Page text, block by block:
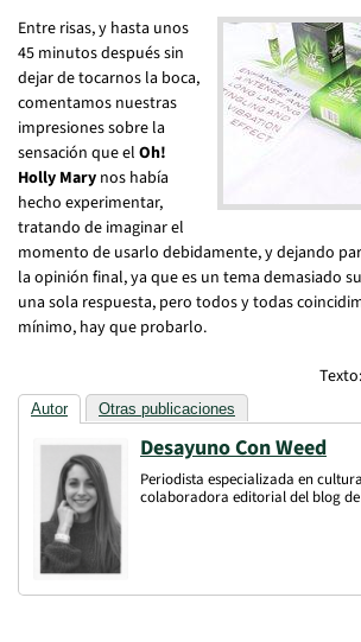
Entre risas, y hasta unos
45 minutos después sin
dejar de tocarnos la boca,
comentamos nuestras
impresiones sobre la
sensación que el Oh!
Holly Mary nos había
hecho experimentar,
tratando de imaginar el
momento de usarlo debidamente, y dejando
la opinión final, ya que es un tema demasiado
una sola respuesta, pero todos y todas
mínimo, hay que probarlo.
Autor Otras publicaciones
Desayuno Con Weed
Periodista especializada en
colaboradora editorial del blog de